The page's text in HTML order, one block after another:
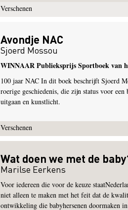
Verschenen
Avondje NAC
Sjoerd Mossou
WINNAAR Publieksprijs Sportboek van
100 jaar NAC In dit boek beschrijft Sjoerd
roerige geschiedenis, die zijn status voor
uitgaan en kunstlicht.
Verschenen
Wat doen we met de
Marilse Eerkens
Voor iedereen die voor de keuze
niet alleen te maken met het feit dat de
ontwikkeling die babyhersenen doormaken